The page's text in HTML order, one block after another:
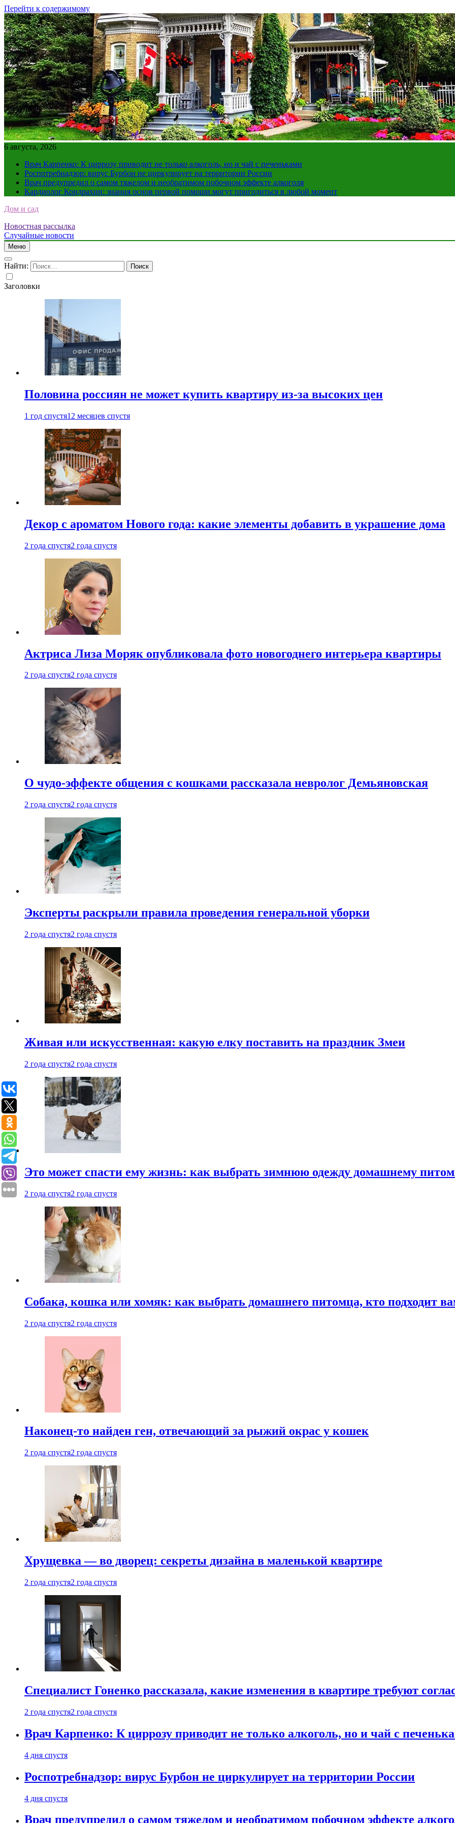
Перейти к содержимому
6 августа, 2026
Врач Карпенко: К циррозу приводит не только алкоголь, но и чай с печеньками
Роспотребнадзор: вирус Бурбон не циркулирует на территории России
Врач предупредил о самом тяжелом и необратимом побочном эффекте алкоголя
Кардиолог Кондрахин: знания основ первой помощи могут пригодиться в любой момент
Дом и сад
Новостная рассылка
Случайные новости
Меню
Найти:
Заголовки
Половина россиян не может купить квартиру из-за высоких цен
1 год спустя12 месяцев спустя
Декор с ароматом Нового года: какие элементы добавить в украшение дома
2 года спустя2 года спустя
Актриса Лиза Моряк опубликовала фото новогоднего интерьера квартиры
2 года спустя2 года спустя
О чудо-эффекте общения с кошками рассказала невролог Демьяновская
2 года спустя2 года спустя
Эксперты раскрыли правила проведения генеральной уборки
2 года спустя2 года спустя
Живая или искусственная: какую елку поставить на праздник Змеи
2 года спустя2 года спустя
Это может спасти ему жизнь: как выбрать зимнюю одежду домашнему
2 года спустя2 года спустя
Собака, кошка или хомяк: как выбрать домашнего питомца, кто подходит
2 года спустя2 года спустя
Наконец-то найден ген, отвечающий за рыжий окрас у кошек
2 года спустя2 года спустя
Хрущевка — во дворец: секреты дизайна в маленькой квартире
2 года спустя2 года спустя
Специалист Гоненко рассказала, какие изменения в квартире требуют
2 года спустя2 года спустя
Врач Карпенко: К циррозу приводит не только алкоголь, но и чай с
4 дня спустя
Роспотребнадзор: вирус Бурбон не циркулирует на территории России
4 дня спустя
Врач предупредил о самом тяжелом и необратимом побочном эффекте